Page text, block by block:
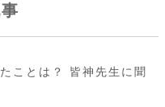
ことは？ 皆神先生に聞